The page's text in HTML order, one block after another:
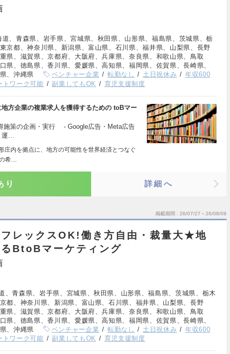
道、青森県、岩手県、宮城県、秋田県、山形県、福島県、茨城県、栃
京都、神奈川県、新潟県、富山県、石川県、福井県、山梨県、長野
県、滋賀県、京都府、大阪府、兵庫県、奈良県、和歌山県、鳥取
県、徳島県、香川県、愛媛県、高知県、福岡県、佐賀県、長崎県、
、沖縄県
ベンチャー企業 転勤なし 土日祝休み
年収600
トワーク可能 副業してもOK 育児支援制度
方企業の複業求人を獲得するための toBマー
施策の企画・実行 - Google広告・Meta広告
…
庄内を拠点に、地方の可能性を世界経済とつなぐ
希…
り 詳細へ
掲載期間 26/07/27～26/08/09
レックスOK!働き方自由・裁量大★地
BtoBマーケティング
、青森県、岩手県、宮城県、秋田県、山形県、福島県、茨城県、栃木
都、神奈川県、新潟県、富山県、石川県、福井県、山梨県、長野
県、滋賀県、京都府、大阪府、兵庫県、奈良県、和歌山県、鳥取
県、徳島県、香川県、愛媛県、高知県、福岡県、佐賀県、長崎県、
、沖縄県
ベンチャー企業 転勤なし 土日祝休み
年収600
トワーク可能 副業してもOK 育児支援制度